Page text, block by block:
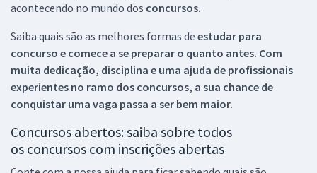
acontecendo no mundo dos concursos.
Saiba quais são as melhores formas de estudar para
concurso e comece a se preparar o quanto antes. Com
muita dedicação, disciplina e uma ajuda de profissionais
experientes no ramo dos concursos, a sua chance de
conquistar uma vaga passa a ser bem maior.
Concursos abertos: saiba sobre todos
os concursos com inscrições abertas